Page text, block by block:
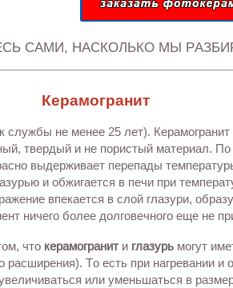
САМИ, НАСКОЛЬКО МЫ
Керамогранит
службы не менее 25 лет). Керамогранит
твердый и не пористый материал. По
выдерживает перепады
и обжигается в печи при
впекается в слой глазури,
ничего более долговечного еще не
что керамогранити глазурь могут
расширения). То есть при нагревании и
или уменьшаться в